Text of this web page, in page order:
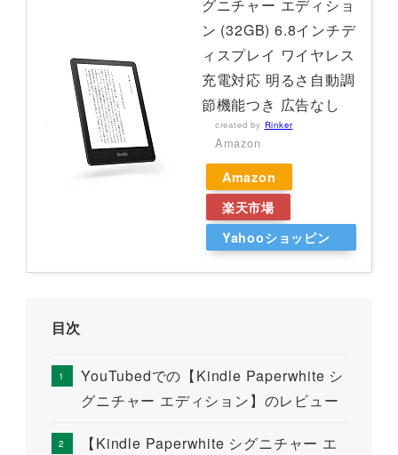
グニチャー エディショ
ン (32GB) 6.8インチデ
ィスプレイ ワイヤレス
充電対応 明るさ自動調
節機能つき 広告なし
created by Rinker
Amazon
Amazon
楽天市場
Yahooショッピン
目次
YouTubedでの【Kindle Paperwhite シ
グニチャー エディション】のレビュー
【Kindle Paperwhite シグニチャー エ